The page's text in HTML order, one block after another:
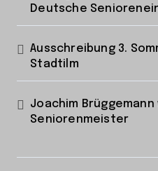
Deutsche
Ausschreibung 3.
Stadtilm
Joachim
Seniorenmeister